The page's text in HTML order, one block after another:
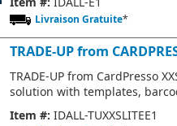
Livraison Gratuite*
TRADE-UP from
TRADE-UP from CardPresso
solution with templates,
Item #: IDALL-TUXXSLITEE1